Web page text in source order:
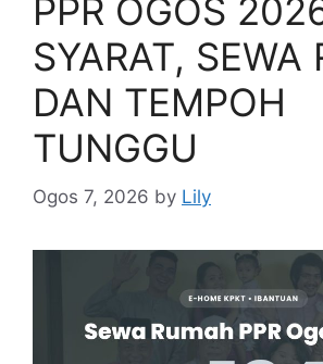
PPR OGOS
SYARAT, SEWA
DAN TEMPOH
TUNGGU
Ogos 7, 2026 by Lily